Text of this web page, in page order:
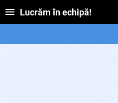
Lucrăm în echipă!